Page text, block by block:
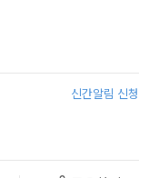
신간알림 신청